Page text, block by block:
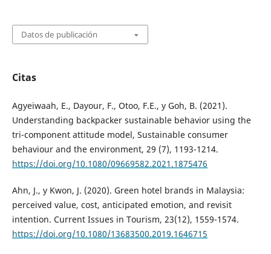
Datos de publicación
Citas
Agyeiwaah, E., Dayour, F., Otoo, F.E., y Goh, B. (2021).
Understanding backpacker sustainable behavior using the
tri-component attitude model, Sustainable consumer
behaviour and the environment, 29 (7), 1193-1214.
https://doi.org/10.1080/09669582.2021.1875476
Ahn, J., y Kwon, J. (2020). Green hotel brands in Malaysia:
perceived value, cost, anticipated emotion, and revisit
intention. Current Issues in Tourism, 23(12), 1559-1574.
https://doi.org/10.1080/13683500.2019.1646715